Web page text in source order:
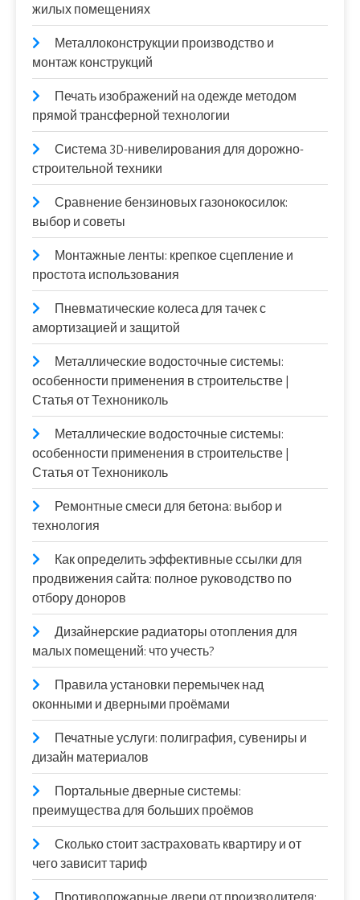
жилых помещениях
Металлоконструкции производство и
монтаж конструкций
Печать изображений на одежде методом
прямой трансферной технологии
Система 3D-нивелирования для дорожно-
строительной техники
Сравнение бензиновых газонокосилок:
выбор и советы
Монтажные ленты: крепкое сцепление и
простота использования
Пневматические колеса для тачек с
амортизацией и защитой
Металлические водосточные системы:
особенности применения в строительстве |
Статья от Технониколь
Металлические водосточные системы:
особенности применения в строительстве |
Статья от Технониколь
Ремонтные смеси для бетона: выбор и
технология
Как определить эффективные ссылки для
продвижения сайта: полное руководство по
отбору доноров
Дизайнерские радиаторы отопления для
малых помещений: что учесть?
Правила установки перемычек над
оконными и дверными проёмами
Печатные услуги: полиграфия, сувениры и
дизайн материалов
Портальные дверные системы:
преимущества для больших проёмов
Сколько стоит застраховать квартиру и от
чего зависит тариф